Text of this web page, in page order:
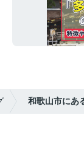
和歌山市にあ